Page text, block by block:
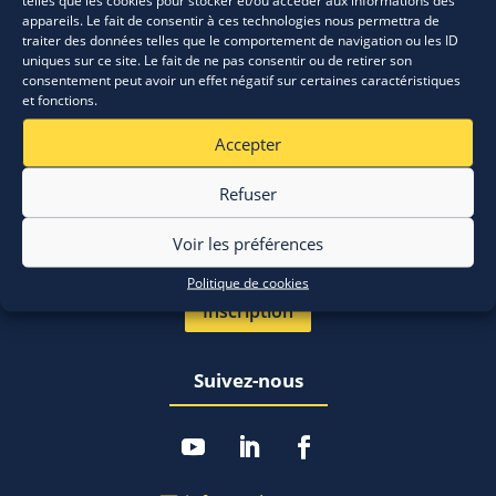
appareils. Le fait de consentir à ces technologies nous permettra de
traiter des données telles que le comportement de navigation ou les ID
uniques sur ce site. Le fait de ne pas consentir ou de retirer son
consentement peut avoir un effet négatif sur certaines caractéristiques
et fonctions.
Accepter
Refuser
Voir les préférences
Politique de cookies
⚬ Actualités
⚬ Evènements
⚬ Appels & offres
⚬ A propos de nous
Recevoir la newsletter
Inscription
Suivez-nous